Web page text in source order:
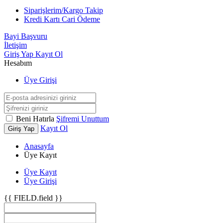
Siparişlerim/Kargo Takip
Kredi Kartı Cari Ödeme
Bayi Başvuru
İletişim
Giriş Yap Kayıt Ol
Hesabım
Üye Girişi
Beni Hatırla Şifremi Unuttum
Giriş Yap Kayıt Ol
Anasayfa
Üye Kayıt
Üye Kayıt
Üye Girişi
{{ FIELD.field }}